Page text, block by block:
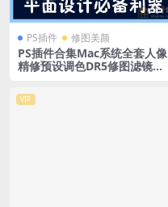
PS插件 修图美颜
PS插件合集Mac系统全套人像
精修预设调色DR5修图滤镜抠
VIP